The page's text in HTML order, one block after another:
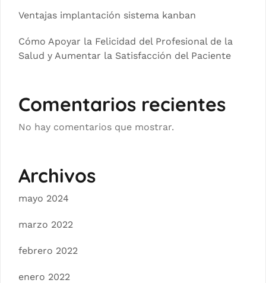
Ventajas implantación sistema kanban
Cómo Apoyar la Felicidad del Profesional de la
Salud y Aumentar la Satisfacción del Paciente
Comentarios recientes
No hay comentarios que mostrar.
Archivos
mayo 2024
marzo 2022
febrero 2022
enero 2022